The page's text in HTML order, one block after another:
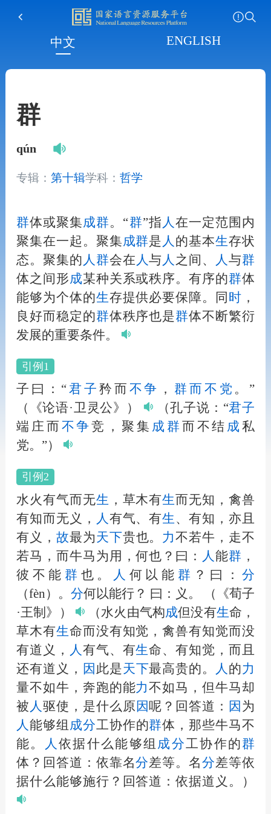
中文 ENGLISH
群
qún
专辑： 第十辑学科： 哲学
群体或聚集成群。“群”指 人 在一定范围内
聚集在一起。聚集成群是 人 的基本生存状
态。聚集的 人 群会在 人与 人 之间、 人与群
体之间形成某种关系或秩序。有序的群体
能够为个体的生存提供必要保障。同 时 ，
良好而稳定的群体秩序也是群体不断繁衍
发展的重要条件。
引例1
子曰：“君子 矜而 不争 ， 群 而不党 。”
（《论语·卫灵公》）
（孔子说：“君子
端庄而 不争竞，聚集 成 群 而不结 成私
党。”）
引例2
水火有气而无生 ，草木有生而无知，禽兽
有知而无义，
人 有气、有生 、有知，亦且
有义， 故最为天下贵也。 力不若牛，走不
若马，而牛马为用，何也？曰：
人能群 ，
彼不能 群 也。 人 何以能 群 ？曰：分
（fèn）。 分何以能行？ 曰：义。
（《荀子
·王制》）
（水火由气构成但没有生命，
草木有生命而没有知觉，禽兽有知觉而没
有道义，
人 有气、有生命、有知觉，而且
还有道义， 因 此是天下最高贵的。 人 的力
量不如牛，奔跑的能力不如马，但牛马却
被 人 驱使，是什么原 因呢？回答道： 因 为
人 能够组 成分工协作的群体，那些牛马不
能。
人 依据什么能够组 成分工协作的群
体？回答道：依靠名分差等。名分差等依
据什么能够施行？回答道：依据道义。）